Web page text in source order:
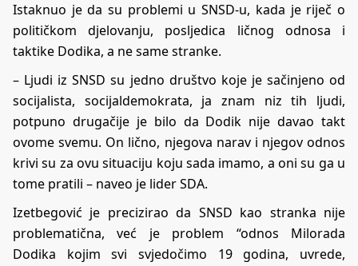
Istaknuo je da su problemi u SNSD-u, kada je riječ o
političkom djelovanju, posljedica ličnog odnosa i
taktike Dodika, a ne same stranke.
– Ljudi iz SNSD su jedno društvo koje je sačinjeno od
socijalista, socijaldemokrata, ja znam niz tih ljudi,
potpuno drugačije je bilo da Dodik nije davao takt
ovome svemu. On lično, njegova narav i njegov odnos
krivi su za ovu situaciju koju sada imamo, a oni su ga u
tome pratili – naveo je lider SDA.
Izetbegović je precizirao da SNSD kao stranka nije
problematična, već je problem “odnos Milorada
Dodika kojim svi svjedočimo 19 godina, uvrede,